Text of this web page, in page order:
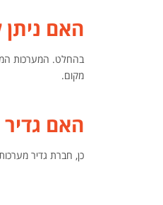
האם
בהחלט. המערכות
מקום.
האם
כן, חברת גדיר